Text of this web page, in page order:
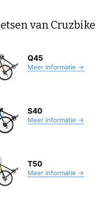
van Cruzbike
Q45
Meer informatie →
S40
Meer informatie →
T50
Meer informatie →